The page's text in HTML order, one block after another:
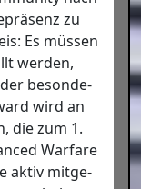
zu
Es müs­sen
wer­den,
beson­de­
wird an
die zum 1.
War­fa­re
aktiv mit­ge­